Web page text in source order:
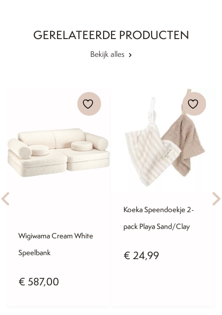
GERELATEERDE PRODUCTEN
Bekijk alles
Wigiwama Cream White
Speelbank
€ 587,00
Koeka Speendoekje 2-
pack Playa Sand/Clay
€ 24,99